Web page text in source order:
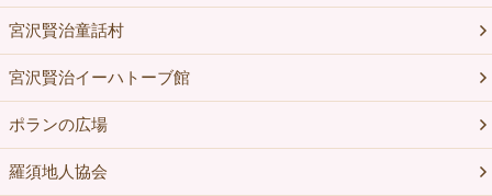
宮沢賢治童話村
宮沢賢治イーハトーブ館
ポランの広場
羅須地人協会